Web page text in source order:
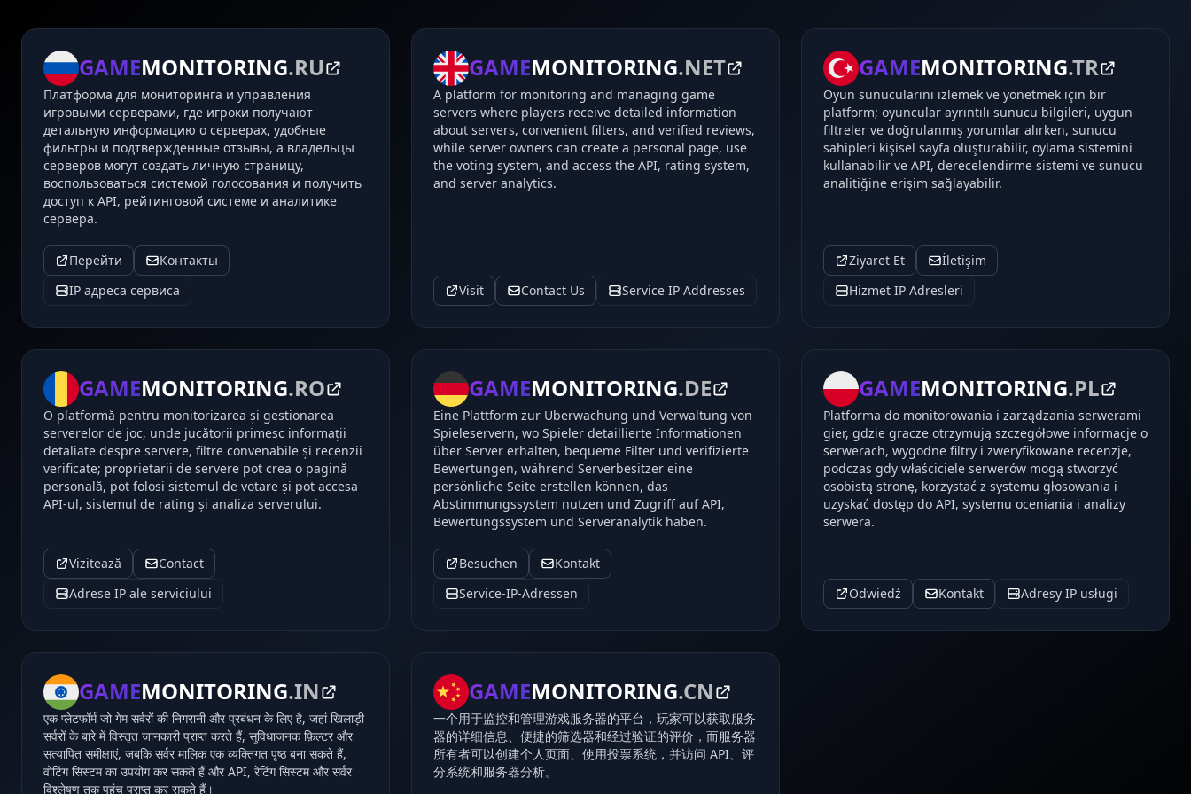
GAMEMONITORING.RU
Платформа для мониторинга и управления
игровыми серверами, где игроки получают
детальную информацию о серверах, удобные
фильтры и подтвержденные отзывы, а владельцы
серверов могут создать личную страницу,
воспользоваться системой голосования и получить
доступ к API, рейтинговой системе и аналитике
сервера.
Перейти
Контакты
IP адреса сервиса
GAMEMONITORING.NET
A platform for monitoring and managing game
servers where players receive detailed information
about servers, convenient filters, and verified reviews,
while server owners can create a personal page, use
the voting system, and access the API, rating system,
and server analytics.
Visit Contact Us Service IP Addresses
GAMEMONITORING.TR
Oyun sunucularını izlemek ve yönetmek için bir
platform; oyuncular ayrıntılı sunucu bilgileri, uygun
filtreler ve doğrulanmış yorumlar alırken, sunucu
sahipleri kişisel sayfa oluşturabilir, oylama sistemini
kullanabilir ve API, derecelendirme sistemi ve sunucu
analitiğine erişim sağlayabilir.
Ziyaret Et
İletişim
Hizmet IP Adresleri
GAMEMONITORING.RO
O platformă pentru monitorizarea și gestionarea
serverelor de joc, unde jucătorii primesc informații
detaliate despre servere, filtre convenabile și recenzii
verificate; proprietarii de servere pot crea o pagină
personală, pot folosi sistemul de votare și pot accesa
API-ul, sistemul de rating și analiza serverului.
Vizitează
Contact
Adrese IP ale serviciului
GAMEMONITORING.DE
Eine Plattform zur Überwachung und Verwaltung von
Spieleservern, wo Spieler detaillierte Informationen
über Server erhalten, bequeme Filter und verifizierte
Bewertungen, während Serverbesitzer eine
persönliche Seite erstellen können, das
Abstimmungssystem nutzen und Zugriff auf API,
Bewertungssystem und Serveranalytik haben.
Besuchen
Kontakt
Service-IP-Adressen
GAMEMONITORING.PL
Platforma do monitorowania i zarządzania serwerami
gier, gdzie gracze otrzymują szczegółowe informacje o
serwerach, wygodne filtry i zweryfikowane recenzje,
podczas gdy właściciele serwerów mogą stworzyć
osobistą stronę, korzystać z systemu głosowania i
uzyskać dostęp do API, systemu oceniania i analizy
serwera.
Odwiedź Kontakt Adresy IP usługi
GAMEMONITORING.IN
एक प्लेटफॉर्म जो गेम सर्वरों की निगरानी और प्रबंधन के लिए है, जहां खिलाड़ी
सर्वरों के बारे में विस्तृत जानकारी प्राप्त करते हैं, सुविधाजनक फ़िल्टर और
सत्यापित समीक्षाएं, जबकि सर्वर मालिक एक व्यक्तिगत पृष्ठ बना सकते हैं,
वोटिंग सिस्टम का उपयोग कर सकते हैं और API, रेटिंग सिस्टम और सर्वर
विश्लेषण तक पहुंच प्राप्त कर सकते हैं।
GAMEMONITORING.CN
一个用于监控和管理游戏服务器的平台，玩家可以获取服务
器的详细信息、便捷的筛选器和经过验证的评价，而服务器
所有者可以创建个人页面、使用投票系统，并访问 API、评
分系统和服务器分析。